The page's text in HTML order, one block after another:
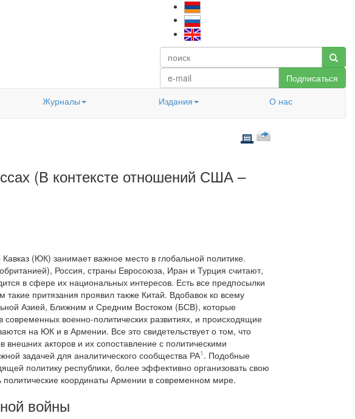
Подписаться
Журналы Издания О нас
(В контексте отношений США –
(ЮК) занимает важное место в глобальной политике.
Россия, страны Евросоюза, Иран и Турция считают,
в сфере их национальных интересов. Есть все предпосылки
притязания проявил также Китай. Вдобавок ко всему
Азией, Ближним и Средним Востоком (БСВ), которые
военно-политических развитиях, и происходящие
на ЮК и в Армении. Все это свидетельствует о том, что
акторов и их сопоставление с политическими
задачей для аналитического сообщества РА1 . Подобные
политику республики, более эффективно организовать свою
политические координаты Армении в современном мире.
войны